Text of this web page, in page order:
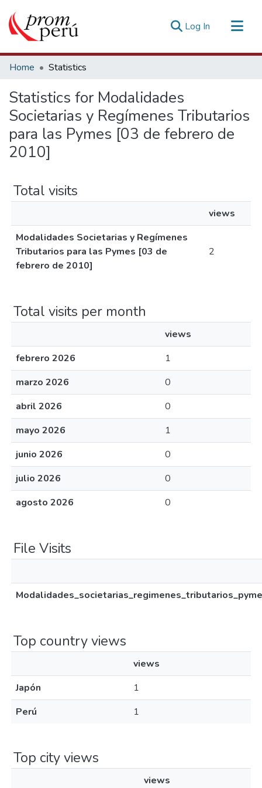
Log In (current)
Communities & Collections
Estadísticas Externas
Home Statistics
Statistics for Modalidades
Societarias y Regímenes Tributarios
para las Pymes [03 de febrero de
2010]
Total visits
views
Modalidades Societarias y Regímenes
Tributarios para las Pymes [03 de
febrero de 2010]
2
Total visits per month
views
febrero 2026
1
marzo 2026
0
abril 2026
0
mayo 2026
1
junio 2026
0
julio 2026
0
agosto 2026
0
File Visits
Top country views
views
Japón
1
Perú
1
Top city views
views